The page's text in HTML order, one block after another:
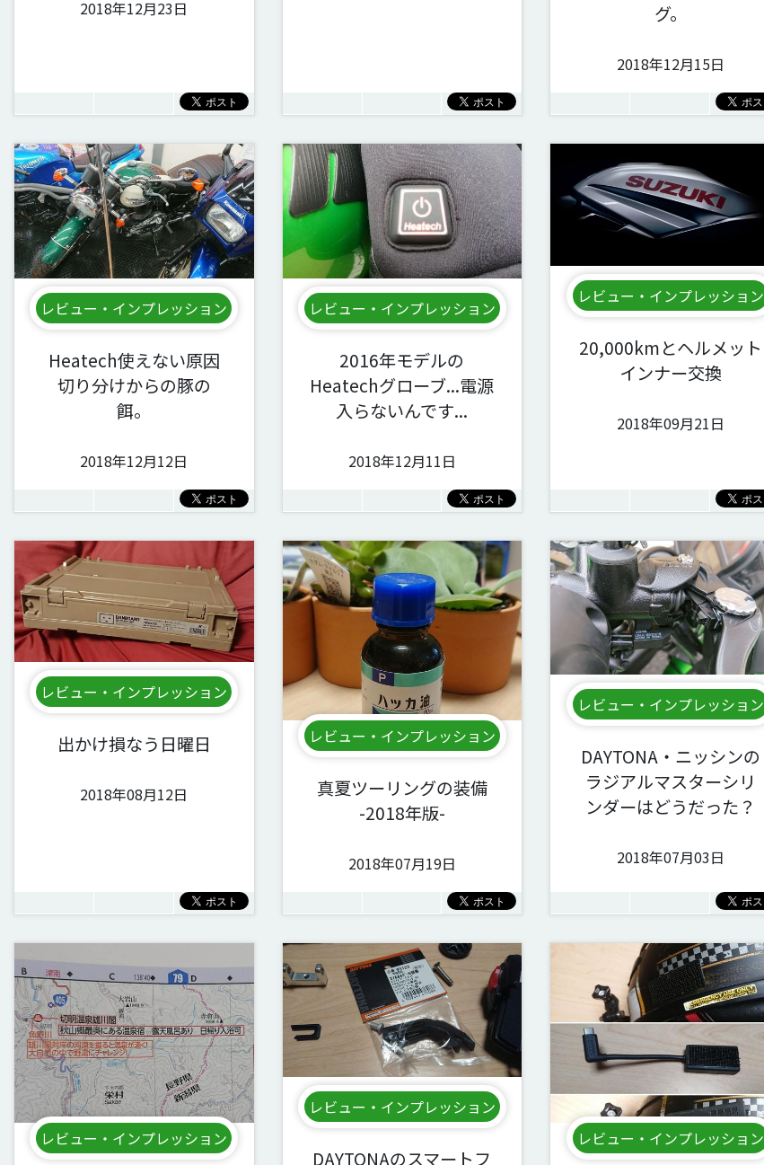
2018年12月23日
グ。
2018年12月15日
レビュー・インプレッション
Heatech使えない原因
切り分けからの豚の
餌。
2018年12月12日
レビュー・インプレッション
2016年モデルの
Heatechグローブ...電源
入らないんです...
2018年12月11日
レビュー・インプレッション
20,000kmとヘルメット
インナー交換
2018年09月21日
レビュー・インプレッション
出かけ損なう日曜日
2018年08月12日
レビュー・インプレッション
真夏ツーリングの装備
-2018年版-
2018年07月19日
レビュー・インプレッション
DAYTONA・ニッシンの
ラジアルマスターシリ
ンダーはどうだった？
2018年07月03日
レビュー・インプレッション
レビュー・インプレッション
DAYTONAのスマートフ
レビュー・インプレッション